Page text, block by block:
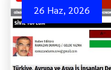
26 Haz, 2026